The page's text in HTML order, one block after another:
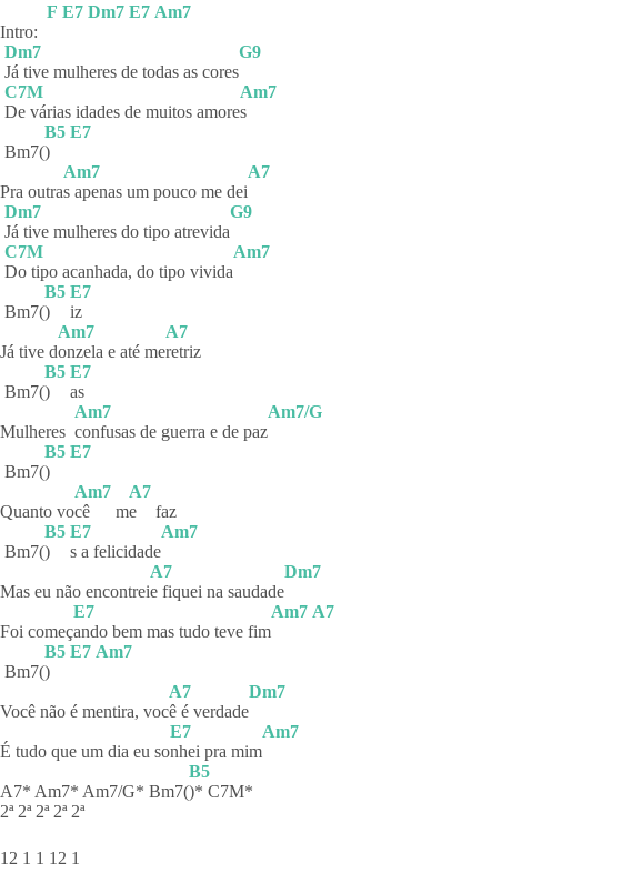
Intro:
F E7 Dm7 E7 Am7
Dm7
Já tive mulheres de todas as cores
G9
C7M
De várias idades de muitos amore
Am7
s
Bm7(
B5
)
E7
Pra outra
Am7
s apenas um pouco me dei
A7
Dm7
Já tive mulheres do tipo atrevida
G9
C7M
Do tipo acanhada, do tipo vivida
Am7
Bm7(
B5
)
E7
iz
Já tive d
Am7
onzela e até me
A7
retriz
Bm7(
B5
)
E7
as
Mulheres
Am7
confusas de guerra e de paz
Am7/G
Bm7(
B5
)
E7
Quanto vo
Am7
cê
m
A7
e
faz
Bm7(
B5
)
E7
s a felicidade
Am7
Mas eu não encontrei
A7
e fiquei na saudade
Dm7
Foi começ
E7
ando bem mas tudo teve fim
Am7 A7
Bm7(
B5
)
E7 Am7
Você não é mentira, voc
A7
ê é verdade
Dm7
É tudo que um dia eu so
E7
nhei pra mim
Am7
A7* Am7* Am7/G* Bm7(
B5
)* C7M*
2ª 2ª 2ª 2ª 2ª
12 1 1 12 1